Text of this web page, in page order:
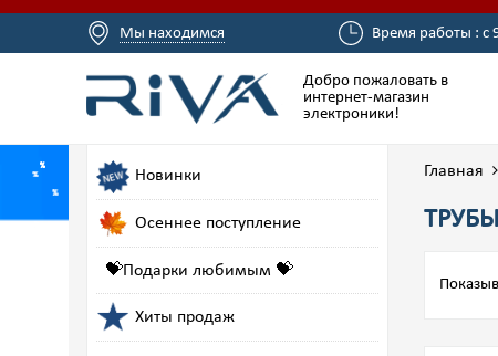
Мы находимся Время работы : с
Добро пожаловать в
интернет-магазин
электроники!
Главная
Новинки
Осеннее поступление
💝Подарки любимым 💝
Хиты продаж